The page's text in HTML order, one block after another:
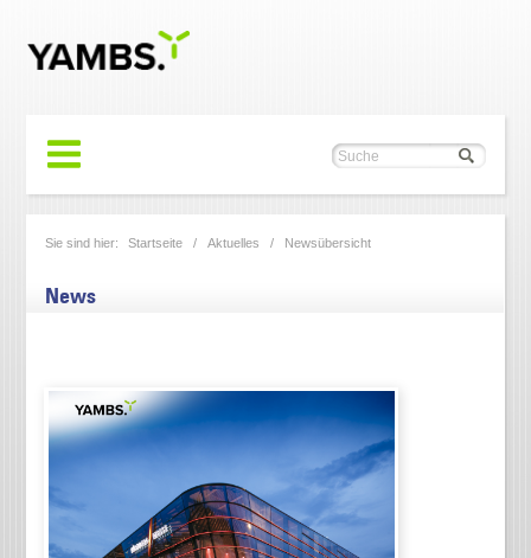
Sie sind hier: Startseite /Aktuelles / Newsübersicht
News